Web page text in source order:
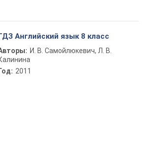
Английский язык 8 класс
И. В. Самойлюкевич, Л. В.
Год: 2011